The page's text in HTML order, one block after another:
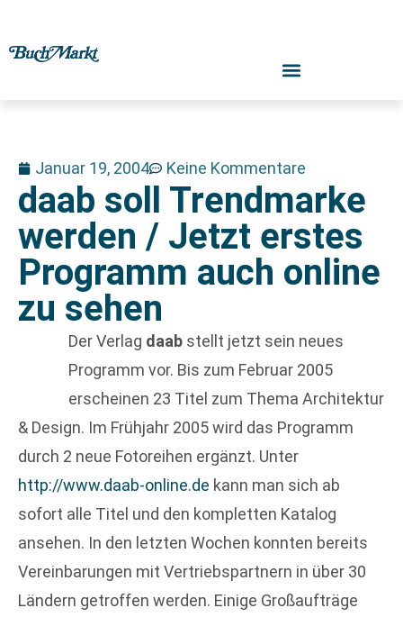
Januar 19, 2004 Keine Kommentare
daab soll Trendmarke
werden / Jetzt erstes
Programm auch online
zu sehen
Der Verlag daab stellt jetzt sein neues
Programm vor. Bis zum Februar 2005
erscheinen 23 Titel zum Thema Architektur
& Design. Im Frühjahr 2005 wird das Programm
durch 2 neue Fotoreihen ergänzt. Unter
http://www.daab-online.de kann man sich ab
sofort alle Titel und den kompletten Katalog
ansehen. In den letzten Wochen konnten bereits
Vereinbarungen mit Vertriebspartnern in über 30
Ländern getroffen werden. Einige Großaufträge